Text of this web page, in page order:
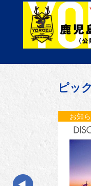
ピッ
お知